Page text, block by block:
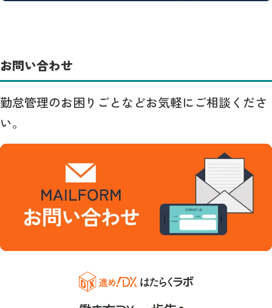
お問い合わせ
勤怠管理のお困りごとなどお気軽にご相談くださ
い。